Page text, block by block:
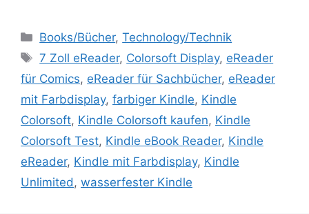
Kategorien
Books/Bücher,Technology/Technik
Schlagwörter
7 Zoll eReader, Colorsoft Display, eReader
für Comics, eReader für Sachbücher, eReader
mit Farbdisplay, farbiger Kindle, Kindle
Colorsoft, Kindle Colorsoft kaufen, Kindle
Colorsoft Test, Kindle eBook Reader, Kindle
eReader, Kindle mit Farbdisplay, Kindle
Unlimited , wasserfester Kindle